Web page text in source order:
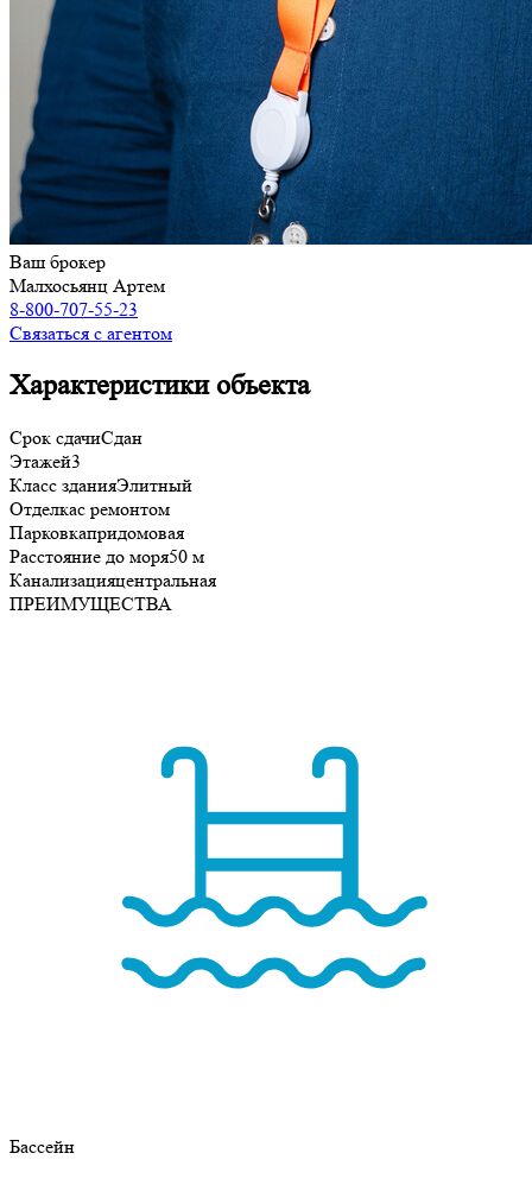
Ваш брокер
Малхосьянц Артем
8-800-707-55-23
Связаться с агентом
Характеристики объекта
Срок сдачиСдан
Этажей3
Класс зданияЭлитный
Отделкас ремонтом
Парковкапридомовая
Расстояние до моря50 м
Канализацияцентральная
ПРЕИМУЩЕСТВА
Бассейн